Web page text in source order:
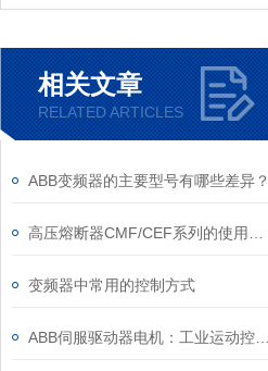
相关文章
RELATED ARTICLES
ABB变频器的主要型号有哪些差异？
变频器中常用的控制方式